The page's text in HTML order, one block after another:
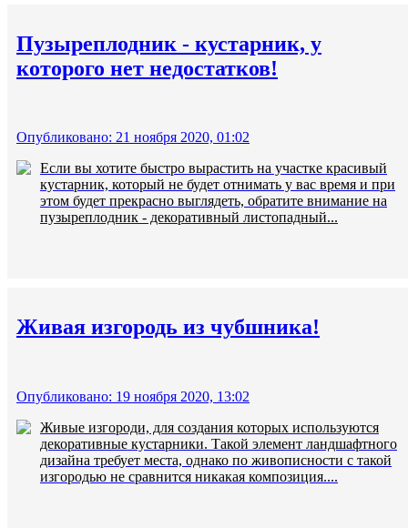
Пузыреплодник - кустарник, у
которого нет недостатков!
Опубликовано: 21 ноября 2020, 01:02
Если вы хотите быстро вырастить на участке красивый
кустарник, который не будет отнимать у вас время и при
этом будет прекрасно выглядеть, обратите внимание на
пузыреплодник - декоративный листопадный...
Живая изгородь из чубшника!
Опубликовано: 19 ноября 2020, 13:02
Живые изгороди, для создания которых используются
декоративные кустарники. Такой элемент ландшафтного
дизайна требует места, однако по живописности с такой
изгородью не сравнится никакая композиция....